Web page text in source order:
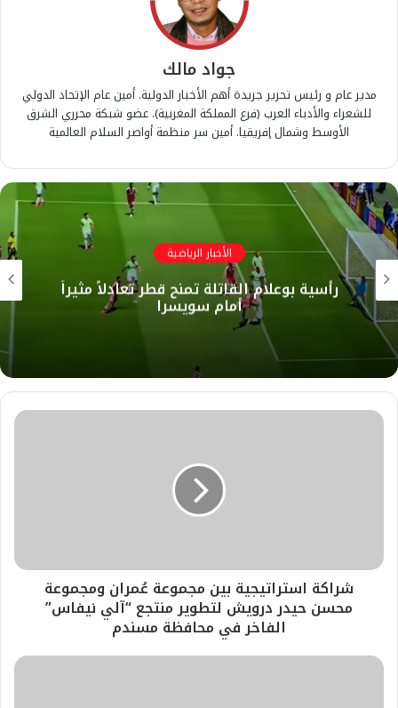
جواد مالك
مدير عام و رئيس تحرير جريدة أهم الأخبار الدولية. أمين عام الإتحاد الدولي
للشعراء والأدباء العرب (فرع المملكة المغربية). عضو شبكة محرري الشرق
الأوسط وشمال إفريقيا. أمين سر منظمة أواصر السلام العالمية
الأخبار الرياضية
​رأسية بوعلام القاتلة تمنح قطر تعادلاً مثيراً
أمام سويسرا
شراكة استراتيجية بين مجموعة عُمران ومجموعة
محسن حيدر درويش لتطوير منتجع “آلي نيفاس”
الفاخر في محافظة مسندم